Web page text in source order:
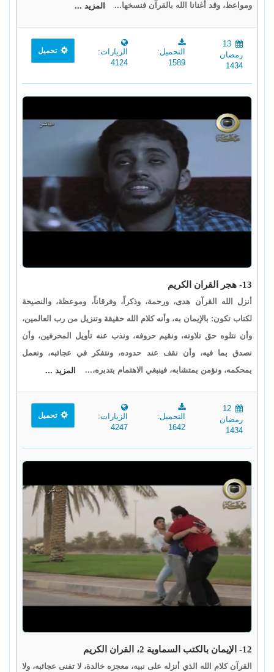
ومواعظ، وقد أغنانا الله بالقرآن فنسخها...
المزيد ...
13
رمضان
1434
التحميل:
1589
الزيارات:
4124
تحميل
13- هجر القران الكريم
أنزل الله القرآن هدى، ورحمة، وذكراً، وفرقاناً، وموعظة، والنصيحة
لكتاب تكون: بالإيمان به، وأنه كلام الله حقيقة وتنزيل من رب العالمين،
وأن نتلوه حق تلاوته، ونقيم حروفه، ونذب عنه تأويل المحرفين، وأن
نصدق بما فيه، وأن نقف عند حدوده، ونتفكر في عجائبه، ونعمل
بمحكمه، ونؤمن بمتشابه، فينبغي الاهتمام بتدبره،...
المزيد ...
12
رمضان
1434
التحميل:
1642
الزيارات:
4247
تحميل
12- الإيمان بالكتب السماوية 2، القران الكريم
القرآن كلام الله الذي أنزله على نبيه، معجزه خالدة، لا تفنى عجائبه، ولا